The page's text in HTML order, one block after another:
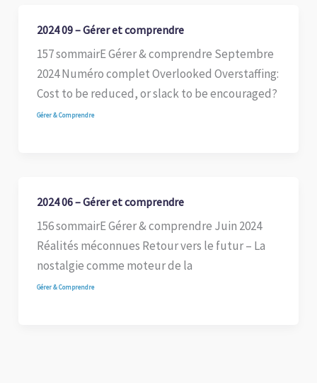
2024 09 – Gérer et comprendre
157 sommairE Gérer & comprendre Septembre
2024 Numéro complet Overlooked Overstaffing:
Cost to be reduced, or slack to be encouraged?
Gérer & Comprendre
2024 06 – Gérer et comprendre
156 sommairE Gérer & comprendre Juin 2024
Réalités méconnues Retour vers le futur – La
nostalgie comme moteur de la
Gérer & Comprendre